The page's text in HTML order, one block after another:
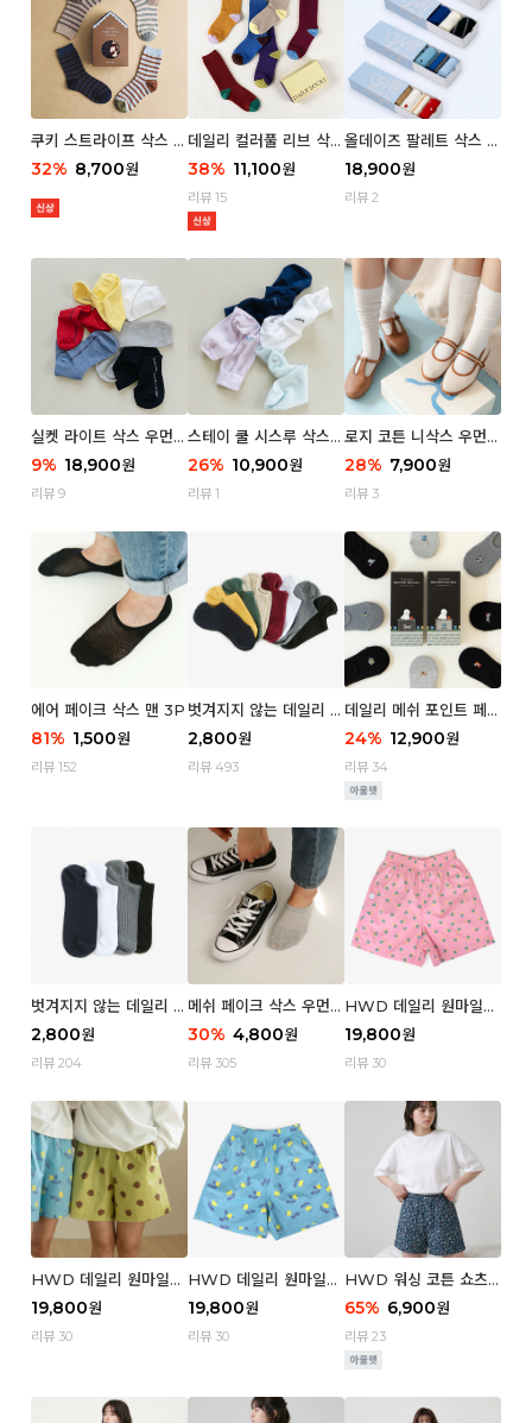
쿠키 스트라이프 삭스 우
먼 2P
32% 8,700원
데일리 컬러풀 리브 삭스
우먼 3P 세트
38% 11,100원
리뷰 15
올데이즈 팔레트 삭스 우
먼 5P
18,900원
리뷰 2
실켓 라이트 삭스 우먼 3
P
9% 18,900원
리뷰 9
스테이 쿨 시스루 삭스
우먼 2P
26% 10,900원
리뷰 1
로지 코튼 니삭스 우먼 1
P
28% 7,900원
리뷰 3
에어 페이크 삭스 맨 3P
81% 1,500원
리뷰 152
벗겨지지 않는 데일리 페
이크 삭스 (우먼)
2,800원
리뷰 493
데일리 메쉬 포인트 페이
크 삭스 우먼 4P
24% 12,900원
리뷰 34
벗겨지지 않는 데일리 페
이크 삭스 (맨)
2,800원
리뷰 204
메쉬 페이크 삭스 우먼 3
P
30% 4,800원
리뷰 305
HWD 데일리 원마일
쇼츠 - 04 Aroma (우
먼)
19,800원
리뷰 30
HWD 데일리 원마일
쇼츠 - 03 Poodle (우
먼)
19,800원
리뷰 30
HWD 데일리 원마일
쇼츠 - 02 Chouchou
(우먼)
19,800원
리뷰 30
HWD 워싱 코튼 쇼츠
(우먼) - 03 Berry tre
e
65% 6,900원
리뷰 23